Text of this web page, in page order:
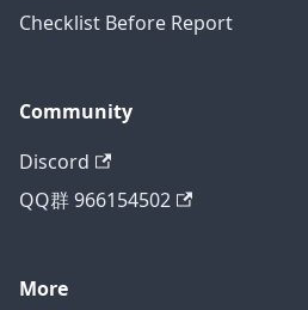
Checklist Before Report
Community
Discord
QQ群 966154502
More